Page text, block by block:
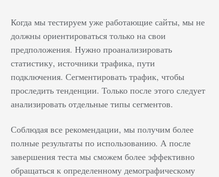
Когда мы тестируем уже работающие сайты, мы не
должны ориентироваться только на свои
предположения. Нужно проанализировать
статистику, источники трафика, пути
подключения. Сегментировать трафик, чтобы
проследить тенденции. Только после этого следует
анализировать отдельные типы сегментов.
Соблюдая все рекомендации, мы получим более
полные результаты по использованию. А после
завершения теста мы сможем более эффективно
обращаться к определенному демографическому